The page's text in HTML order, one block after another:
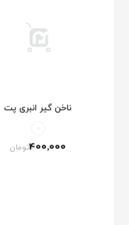
ناخن گیر انبری پت
400٬000تومان